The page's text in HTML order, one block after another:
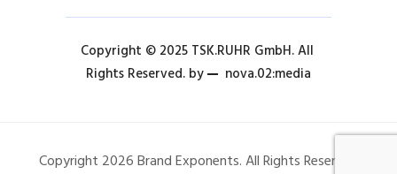
Copyright © 2025 TSK.RUHR GmbH. All
Rights Reserved. by
nova.02:media
Copyright 2026 Brand Exponents. All Rights Reserved